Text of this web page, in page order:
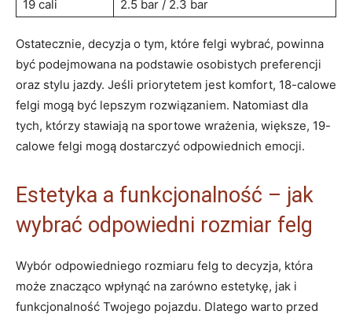
19 cali
2.5 bar⁢ / 2.3⁤ bar
Ostatecznie, decyzja o ⁤tym, które felgi wybrać, powinna
być podejmowana ‌na podstawie osobistych preferencji
oraz stylu jazdy.‌ Jeśli ‍priorytetem jest ​komfort, 18-calowe‍
felgi⁢ mogą być lepszym rozwiązaniem. Natomiast dla
tych, ‌którzy stawiają na sportowe wrażenia, większe, 19-
calowe felgi mogą dostarczyć​ odpowiednich⁣ emocji.
Estetyka ​a ⁢funkcjonalność – ‌jak
wybrać odpowiedni rozmiar felg
Wybór odpowiedniego rozmiaru felg to decyzja,⁢ która
może znacząco wpłynąć na zarówno estetykę,⁢ jak i
⁤funkcjonalność Twojego pojazdu. Dlatego​ warto przed